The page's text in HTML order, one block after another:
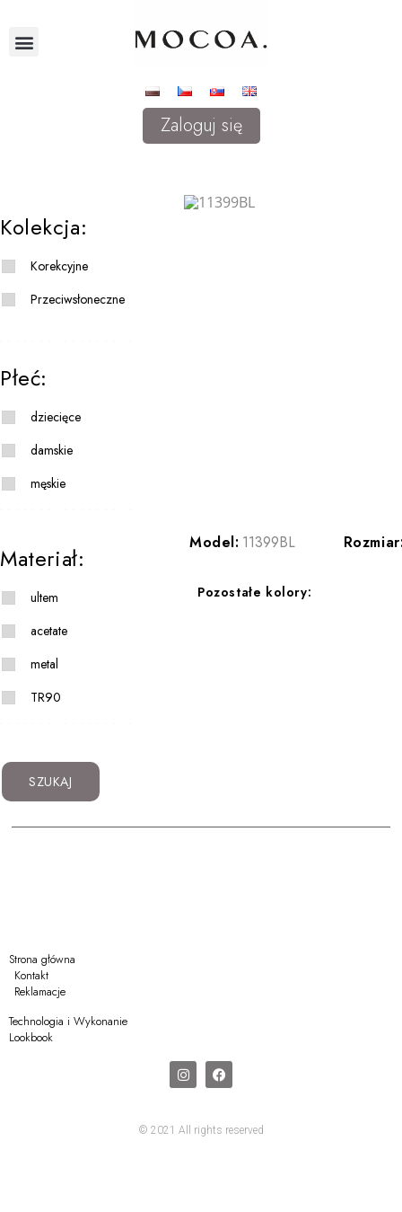
Zaloguj się
Kolekcja:
Korekcyjne
Przeciwsłoneczne
Płeć:
dziecięce
damskie
męskie
Materiał:
ultem
acetate
metal
TR90
SZUKAJ
Model: 11399BL
Pozostałe kolory:
Strona główna
Kontakt
Reklamacje
Technologia i Wykonanie
Lookbook
© 2021 All rights reserved